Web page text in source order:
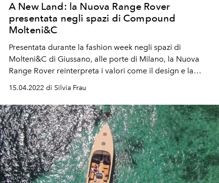
A New Land: la Nuova Range Rover
presentata negli spazi di Compound
Molteni&C
Presentata durante la fashion week negli spazi di
Molteni&C di Giussano, alle porte di Milano, la Nuova
Range Rover reinterpreta i valori come il design e la
sostenibilità, con forme e prestazioni ancora più
15.04.2022 di Silvia Frau